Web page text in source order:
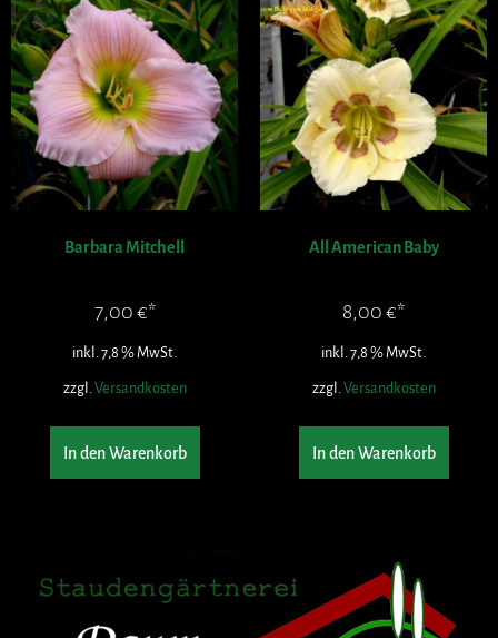
Barbara Mitchell
7,00 €
inkl. 7,8 % MwSt.
zzgl.Versandkosten
In den Warenkorb
All American Baby
8,00 €
inkl. 7,8 % MwSt.
zzgl.Versandkosten
In den Warenkorb